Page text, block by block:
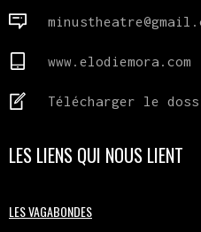
www.elodiemora.com
Télécharger le
LES LIENS QUI NOUS LIENT
LES VAGABONDES